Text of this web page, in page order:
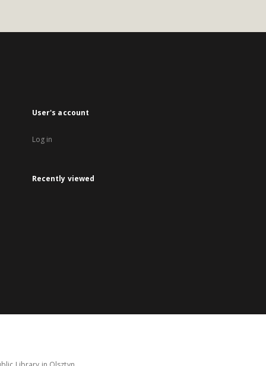
User's account
Log in
Recently viewed